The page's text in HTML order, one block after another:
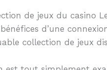
de jeux du casino
d’une
collection de jeux